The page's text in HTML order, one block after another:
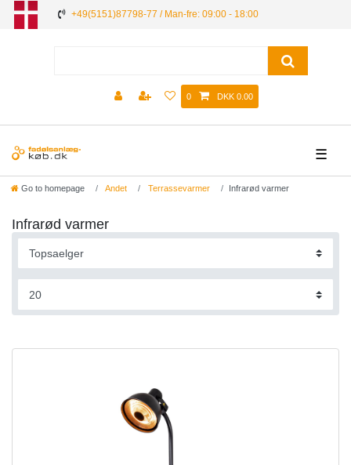
+49(5151)87798-77 / Man-fre: 09:00 - 18:00
0 DKK 0.00
☰
Go to homepage Andet Terrassevarmer Infrarød varmer
Infrarød varmer